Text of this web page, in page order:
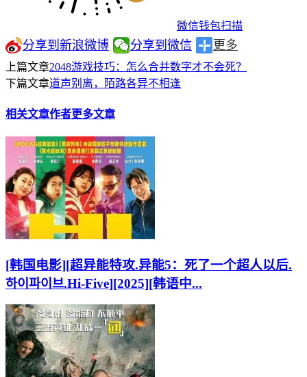
微信钱包扫描
分享到新浪微博 分享到微信 更多
上篇文章2048游戏技巧：怎么合并数字才不会死？
下篇文章道声别离，陌路各异不相逢
相关文章作者更多文章
[韩国电影][超异能特攻.异能5：死了一个超人以后.
하이파이브.Hi-Five][2025][韩语中...